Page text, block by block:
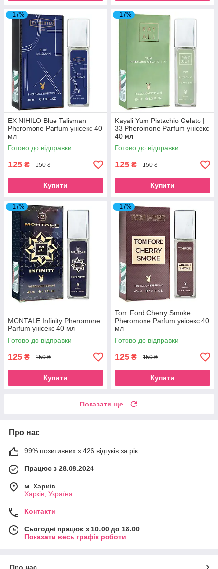
–17%
EX NIHILO Blue Talisman
Pheromone Parfum унісекс 40
мл
Готово до відправки
125 ₴ 150 ₴
Купити
–17%
Kayali Yum Pistachio Gelato |
33 Pheromone Parfum унісекс
40 мл
Готово до відправки
125 ₴ 150 ₴
Купити
–17%
MONTALE Infinity Pheromone
Parfum унісекс 40 мл
Готово до відправки
125 ₴ 150 ₴
Купити
–17%
Tom Ford Cherry Smoke
Pheromone Parfum унісекс 40
мл
Готово до відправки
125 ₴ 150 ₴
Купити
Показати ще
Про нас
99% позитивних з 426 відгуків за рік
Працює з 28.08.2024
м. Харків
Харків, Україна
Контакти
Сьогодні працює з 10:00 до 18:00
Показати весь графік роботи
Про нас